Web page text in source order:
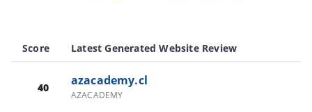
Score Latest Generated Website Review
40 azacademy.cl
AZACADEMY